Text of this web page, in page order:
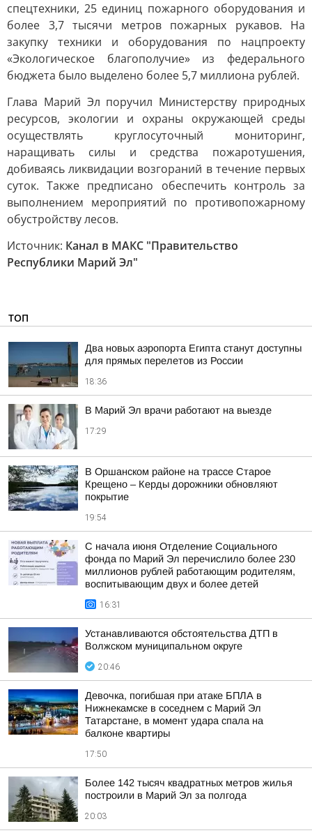
спецтехники, 25 единиц пожарного оборудования и
более 3,7 тысячи метров пожарных рукавов. На
закупку техники и оборудования по нацпроекту
«Экологическое благополучие» из федерального
бюджета было выделено более 5,7 миллиона рублей.
Глава Марий Эл поручил Министерству природных
ресурсов, экологии и охраны окружающей среды
осуществлять круглосуточный мониторинг,
наращивать силы и средства пожаротушения,
добиваясь ликвидации возгораний в течение первых
суток. Также предписано обеспечить контроль за
выполнением мероприятий по противопожарному
обустройству лесов.
Источник: Канал в МАКС "Правительство
Республики Марий Эл"
ТОП
Два новых аэропорта Египта станут доступны
для прямых перелетов из России
18:36
В Марий Эл врачи работают на выезде
17:29
В Оршанском районе на трассе Старое
Крещено – Керды дорожники обновляют
покрытие
19:54
С начала июня Отделение Социального
фонда по Марий Эл перечислило более 230
миллионов рублей работающим родителям,
воспитывающим двух и более детей
16:31
Устанавливаются обстоятельства ДТП в
Волжском муниципальном округе
20:46
Девочка, погибшая при атаке БПЛА в
Нижнекамске в соседнем с Марий Эл
Татарстане, в момент удара спала на
балконе квартиры
17:50
Более 142 тысяч квадратных метров жилья
построили в Марий Эл за полгода
20:03